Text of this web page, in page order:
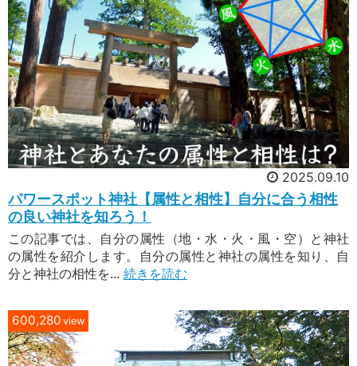
2025.09.10
パワースポット神社【属性と相性】自分に合う相性
の良い神社を知ろう！
この記事では、自分の属性（地・水・火・風・空）と神社
の属性を紹介します。自分の属性と神社の属性を知り、自
分と神社の相性を... 続きを読む
600,280 view